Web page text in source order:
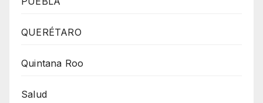
QUERÉTARO
Quintana Roo
Salud